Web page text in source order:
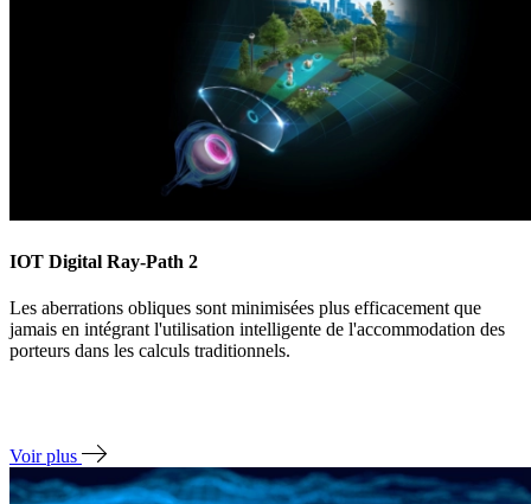
IOT Digital Ray-Path 2
Les aberrations obliques sont minimisées plus efficacement que
jamais en intégrant l'utilisation intelligente de l'accommodation des
porteurs dans les calculs traditionnels.
Voir plus